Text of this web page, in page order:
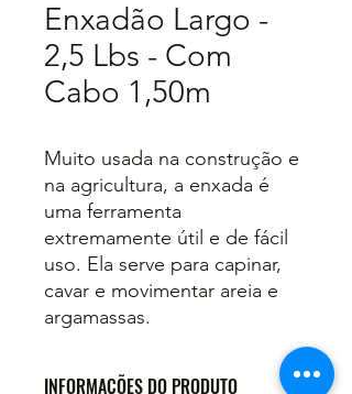
Enxadão Largo -
2,5 Lbs - Com
Cabo 1,50m
Muito usada na construção e
na agricultura, a enxada é
uma ferramenta
extremamente útil e de fácil
uso. Ela serve para capinar,
cavar e movimentar areia e
argamassas.
INFORMAÇÕES DO PRODUTO